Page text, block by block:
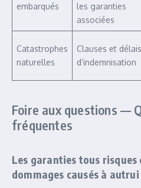
embarqués
les garanties
associées
Catastrophes
naturelles
Clauses et délais
d’indemnisation
Foire aux questions —
fréquentes
Les garanties tous
dommages causés à